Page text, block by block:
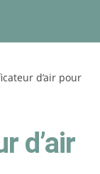
d’air pour
d’air